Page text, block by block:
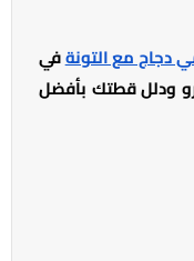
دجاج مع التونةفي
ودلل قطتك بأفضل